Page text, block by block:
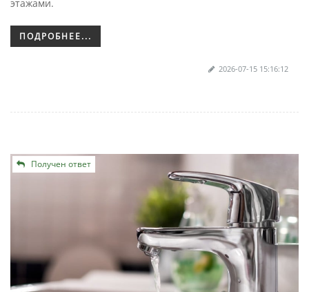
этажами.
ПОДРОБНЕЕ...
2026-07-15 15:16:12
Получен ответ